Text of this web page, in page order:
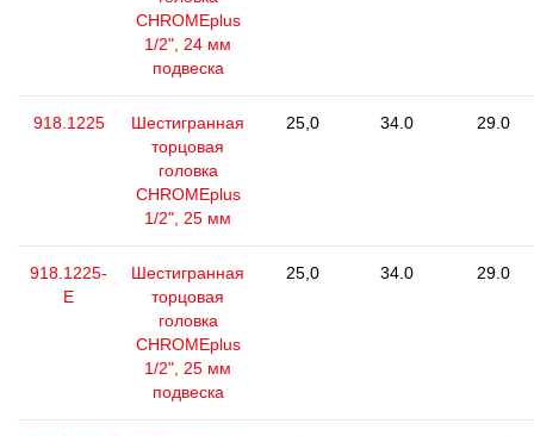
CHROMEplus
1/2", 24 мм
подвеска
918.1225
Шестигранная
торцовая
головка
CHROMEplus
1/2", 25 мм
25,0 34.0 29.0
918.1225-
E
Шестигранная
торцовая
головка
CHROMEplus
1/2", 25 мм
подвеска
25,0 34.0 29.0